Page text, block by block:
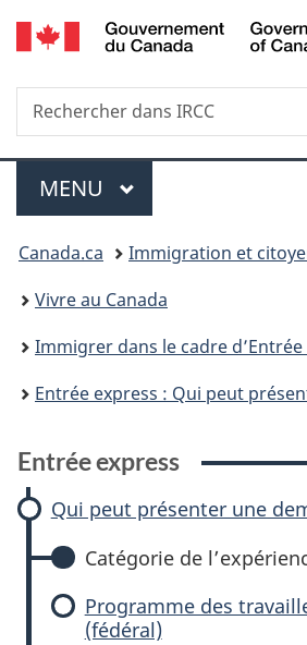
Passer
au
Passer
à
Passer
à
du
Passer
à
Recherche
Rechercher
dans
Menu
MENU PRINCIPAL
Vous
êtes
ici :
Canada.ca
Immigration et
Vivre au Canada
Immigrer dans le cadre d’Entrée
Entrée express : Qui peut
Entrée express
Qui peut présenter une
Catégorie de
Programme des
(fédéral)